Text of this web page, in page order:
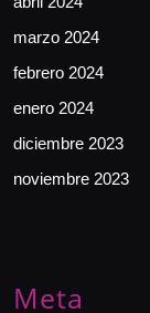
marzo 2024
febrero 2024
enero 2024
diciembre 2023
noviembre 2023
Meta